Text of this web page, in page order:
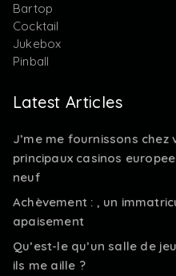
Bartop
Cocktail
Jukebox
Pinball
Latest Articles
J’me me fournissons chez
principaux casinos
neuf
Achèvement : , un
apaisement
Qu’est-le qu’un salle de
ils me aille ?